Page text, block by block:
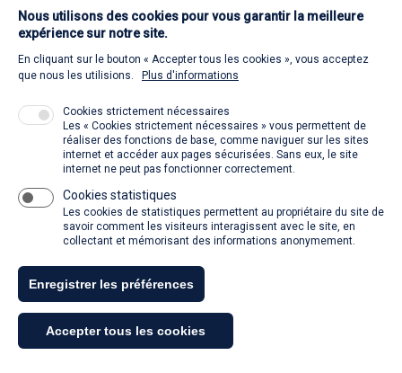
La SACD partout, quand vous voulez
Contact
Retour à l'accueil
Venir à la SACD
Tous droits réservés - SACD 2021
Mentions légales et conditions générales d'utilisation
Nous utilisons des cookies pour vous garantir la meilleure
expérience sur notre site.
En cliquant sur le bouton « Accepter tous les cookies », vous acceptez
que nous les utilisions.
Plus d'informations
Cookies strictement nécessaires
Les « Cookies strictement nécessaires » vous permettent de
réaliser des fonctions de base, comme naviguer sur les sites
internet et accéder aux pages sécurisées. Sans eux, le site
internet ne peut pas fonctionner correctement.
Cookies statistiques
Les cookies de statistiques permettent au propriétaire du site de
savoir comment les visiteurs interagissent avec le site, en
collectant et mémorisant des informations anonymement.
Enregistrer les préférences
Accepter tous les cookies